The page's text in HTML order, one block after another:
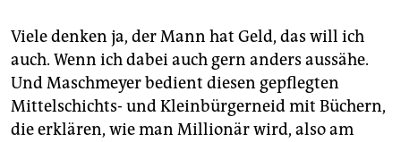
fragen & hilfe
unterstützen
abo
Viele denken ja, der Mann hat Geld, das will ich
auch. Wenn ich dabei auch gern anders aussähe.
Und Maschmeyer bedient diesen gepflegten
Mittelschichts- und Kleinbürgerneid mit Büchern,
die erklären, wie man Millionär wird, also am